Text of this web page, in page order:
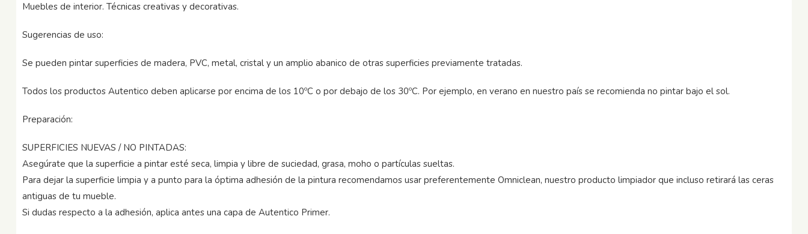
Muebles de interior. Técnicas creativas y decorativas.
Sugerencias de uso:
Se pueden pintar superficies de madera, PVC, metal, cristal y un amplio abanico de otras superficies previamente tratadas.
Todos los productos Autentico deben aplicarse por encima de los 10ºC o por debajo de los 30ºC. Por ejemplo, en verano en nuestro país se recomienda no pintar bajo el sol.
Preparación:
SUPERFICIES NUEVAS / NO PINTADAS:
Asegúrate que la superficie a pintar esté seca, limpia y libre de suciedad, grasa, moho o partículas sueltas.
Para dejar la superficie limpia y a punto para la óptima adhesión de la pintura recomendamos usar preferentemente Omniclean, nuestro producto limpiador que incluso retirará las ceras
antiguas de tu mueble.
Si dudas respecto a la adhesión, aplica antes una capa de Autentico Primer.